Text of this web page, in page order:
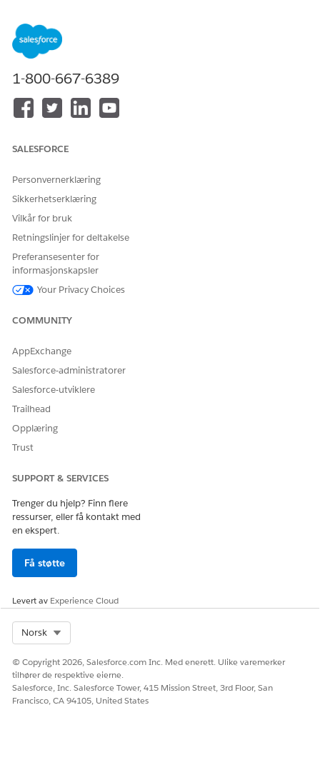
appstarteren?
Personer-fanen er avhengig av Salesforce Chatter.
Kontroller at Chatter er aktivert i organisasjonens
innstillinger for at fanen skal vises.
Trenger UEL-brukere et KnowledgeUser-tillegg for å lese
Knowledge-artikler?
to tillatelser aktivert på profilnivå: Tillat Vis Knowledge,
1-800-667-6389
SALESFORCE
Personvernerklæring
Sikkerhetserklæring
Vilkår for bruk
Retningslinjer for deltakelse
Preferansesenter for
informasjonskapsler
Your Privacy Choices
COMMUNITY
AppExchange
Salesforce-administratorer
Salesforce-utviklere
Trailhead
Opplæring
Trust
SUPPORT & SERVICES
Trenger du hjelp? Finn flere
ressurser, eller få kontakt med
en ekspert.
Få støtte
Levert av Experience Cloud
Norsk
© Copyright 2026, Salesforce.com Inc. Med enerett. Ulike varemerker
tilhører de respektive eierne.
Salesforce, Inc. Salesforce Tower, 415 Mission Street, 3rd Floor, San
Francisco, CA 94105, United States